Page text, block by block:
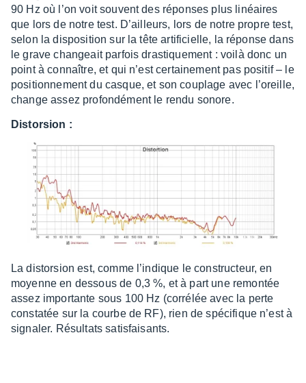
90 Hz où l’on voit souvent des réponses plus linéaires
que lors de notre test. D’ailleurs, lors de notre propre test,
selon la dispo­si­tion sur la tête arti­fi­cielle, la réponse dans
le grave chan­geait parfois dras­tique­ment : voilà donc un
point à connaître, et qui n’est certai­ne­ment pas posi­tif – le
posi­tion­ne­ment du casque, et son couplage avec l’oreille,
change assez profon­dé­ment le rendu sonore.
Distor­sion :
La distor­sion est, comme l’in­dique le construc­teur, en
moyenne en dessous de 0,3 %, et à part une remon­tée
assez impor­tante sous 100 Hz (corré­lée avec la perte
consta­tée sur la courbe de RF), rien de spéci­fique n’est à
signa­ler. Résul­tats satis­fai­sants.